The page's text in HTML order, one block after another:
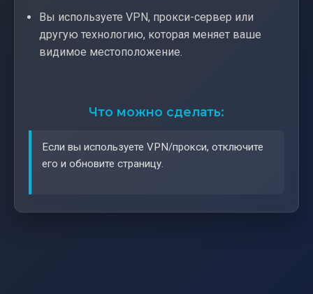
Вы используете VPN, прокси-сервер или
другую технологию, которая меняет ваше
видимое местоположение.
Что можно сделать:
Если вы используете VPN/прокси, отключите
его и обновите страницу.